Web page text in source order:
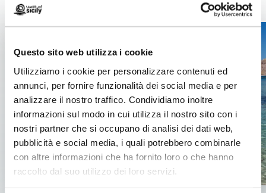
Questo sito web utilizza i cookie
Utilizziamo i cookie per personalizzare contenuti ed
annunci, per fornire funzionalità dei social media e per
analizzare il nostro traffico. Condividiamo inoltre
informazioni sul modo in cui utilizza il nostro sito con i
nostri partner che si occupano di analisi dei dati web,
pubblicità e social media, i quali potrebbero combinarle
con altre informazioni che ha fornito loro o che hanno
raccolto dal suo utilizzo dei loro servizi.